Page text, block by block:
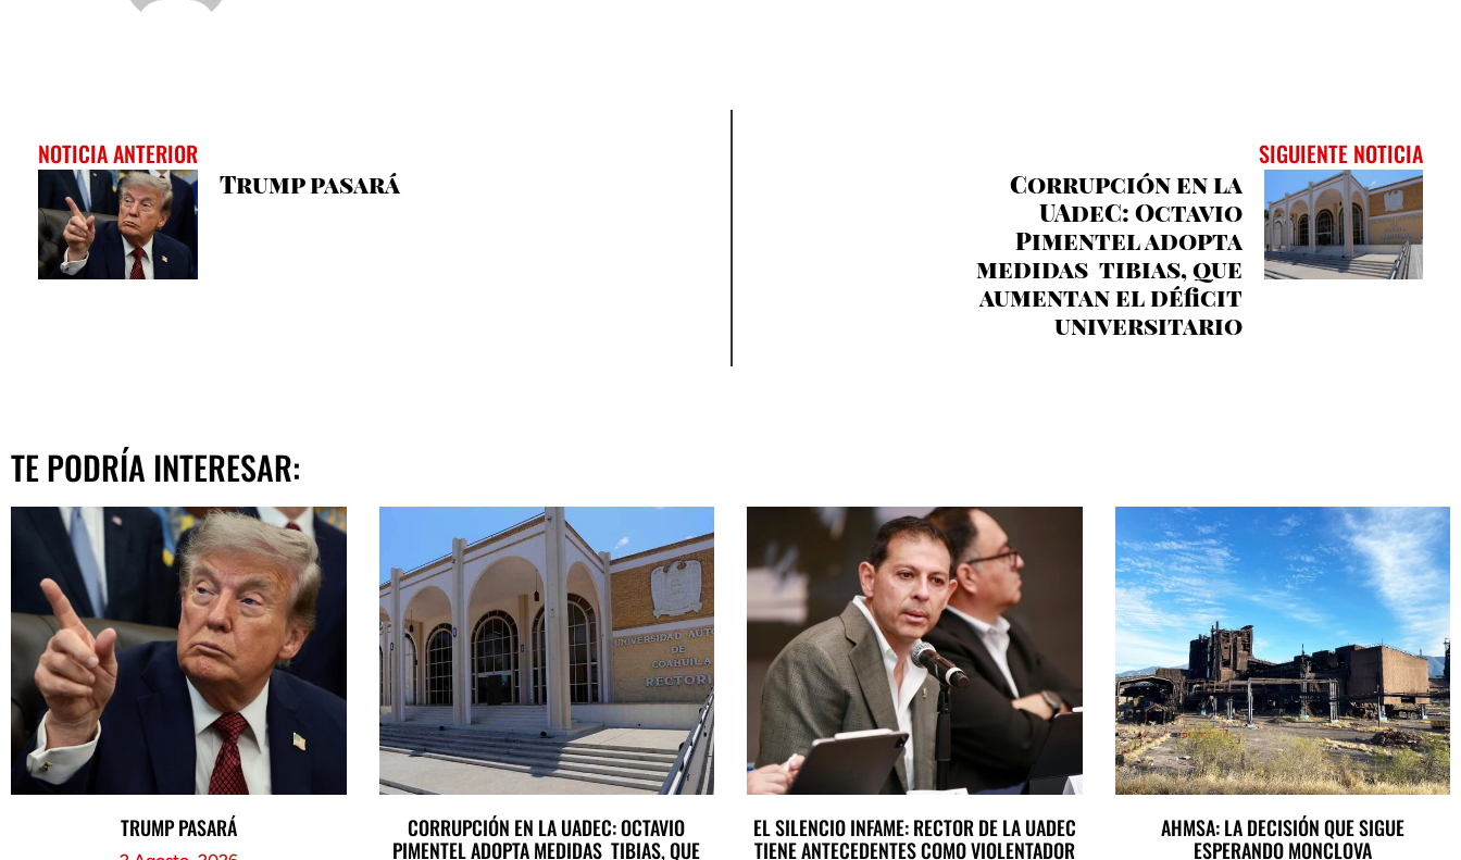
NOTICIA ANTERIOR
Trump pasará
SIGUIENTE NOTICIA
Corrupción en la
UAdeC: Octavio
Pimentel adopta
medidas tibias, que
aumentan el déficit
universitario
TE PODRÍA INTERESAR:
TRUMP PASARÁ
CORRUPCIÓN EN LA UADEC: OCTAVIO
PIMENTEL ADOPTA MEDIDAS TIBIAS, QUE
EL SILENCIO INFAME: RECTOR DE LA UADEC
TIENE ANTECEDENTES COMO VIOLENTADOR
AHMSA: LA DECISIÓN QUE SIGUE
ESPERANDO MONCLOVA